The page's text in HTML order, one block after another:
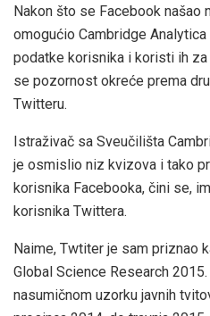
Nakon što se Facebook našao
omogućio Cambridge
podatke korisnika i koristi ih
se pozornost okreće prema
Twitteru.
Istraživač sa Sveučilišta
je osmislio niz kvizova i tako
korisnika Facebooka, čini se,
korisnika Twittera.
Naime, Twtiter je sam priznao
Global Science Research
nasumičnom uzorku javnih